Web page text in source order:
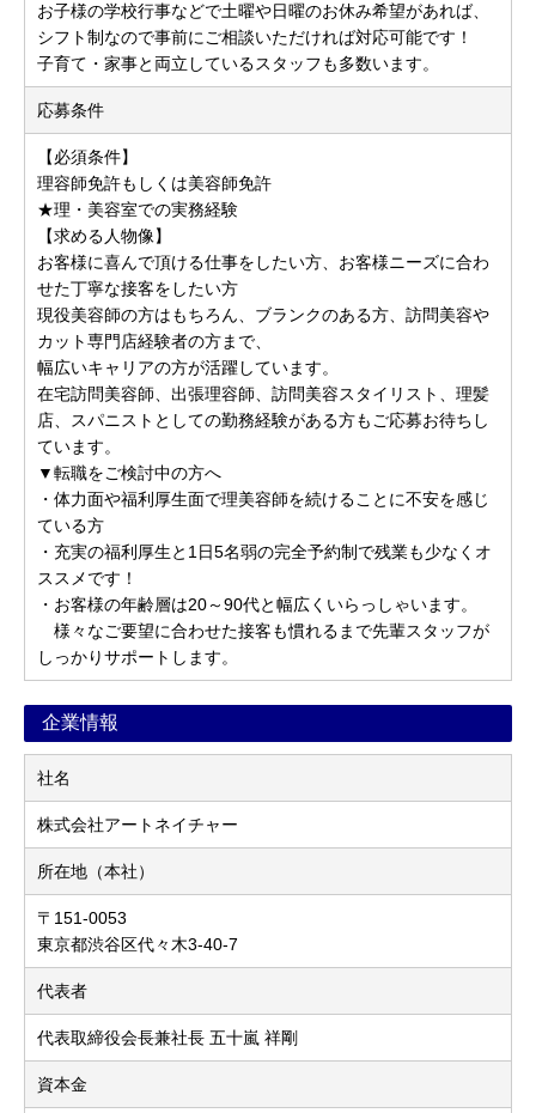
お子様の学校行事などで土曜や日曜のお休み希望があれば、
シフト制なので事前にご相談いただければ対応可能です！
子育て・家事と両立しているスタッフも多数います。
応募条件
【必須条件】
理容師免許もしくは美容師免許
★理・美容室での実務経験
【求める人物像】
お客様に喜んで頂ける仕事をしたい方、お客様ニーズに合わ
せた丁寧な接客をしたい方
現役美容師の方はもちろん、ブランクのある方、訪問美容や
カット専門店経験者の方まで、
幅広いキャリアの方が活躍しています。
在宅訪問美容師、出張理容師、訪問美容スタイリスト、理髪
店、スパニストとしての勤務経験がある方もご応募お待ちし
ています。
▼転職をご検討中の方へ
・体力面や福利厚生面で理美容師を続けることに不安を感じ
ている方
・充実の福利厚生と1日5名弱の完全予約制で残業も少なくオ
ススメです！
・お客様の年齢層は20～90代と幅広くいらっしゃいます。
様々なご要望に合わせた接客も慣れるまで先輩スタッフが
しっかりサポートします。
企業情報
社名
株式会社アートネイチャー
所在地（本社）
〒151-0053
東京都渋谷区代々木3-40-7
代表者
代表取締役会長兼社長 五十嵐 祥剛
資本金